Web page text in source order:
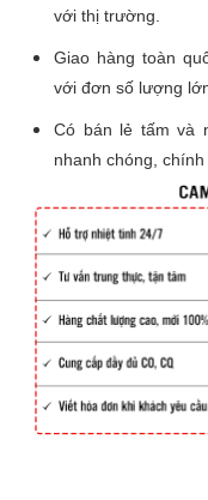
với thị trường.
Giao hàng toàn
với đơn số lượng
Có bán lẻ tấm và
nhanh chóng, chính